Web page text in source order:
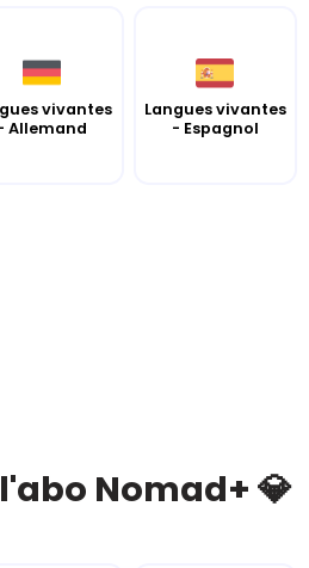
vivantes
Allemand
Langues vivantes
- Espagnol
Nomad+ 💎